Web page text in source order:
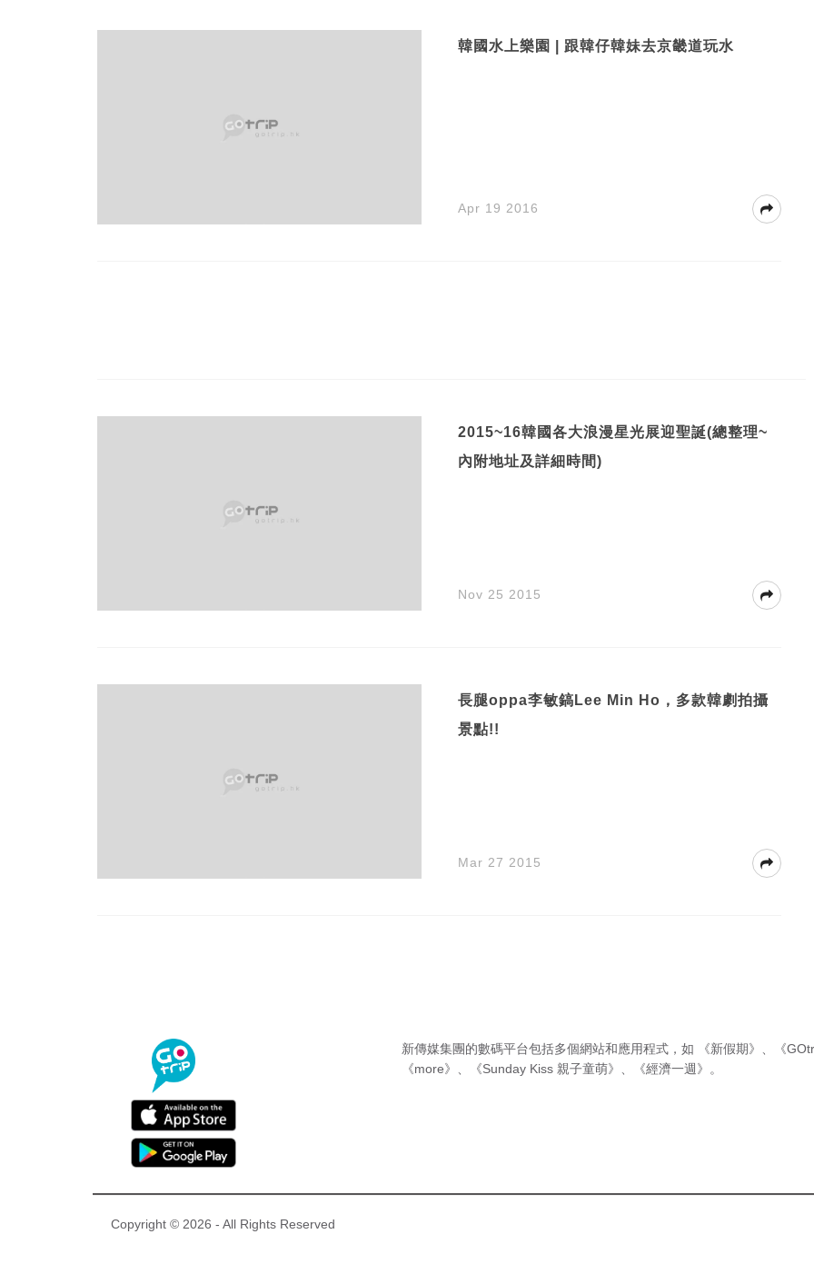
韓國水上樂園 | 跟韓仔韓妹去京畿道玩水
Apr 19 2016
2015~16韓國各大浪漫星光展迎聖誕(總整理~
內附地址及詳細時間)
Nov 25 2015
長腿oppa李敏鎬Lee Min Ho，多款韓劇拍攝
景點!!
Mar 27 2015
新傳媒集團的數碼平台包括多個網站和應用程式，如 《新假期》
《
《more》
《Sunday Kiss 親子童萌》 《經濟一週》 。
Copyright © 2026 - All Rights Reserved